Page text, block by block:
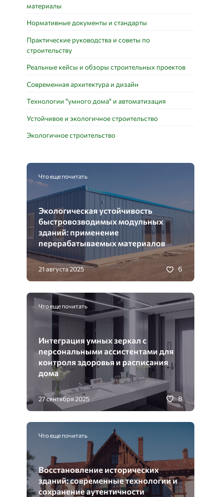
материалы
Нормативные документы и стандарты
Практические руководства и советы по
строительству
Реальные кейсы и обзоры строительных проектов
Современная архитектура и дизайн
Технологии "умного дома" и автоматизация
Устойчивое и экологичное строительство
Экологичное строительство
Что еще почитать
Экологическая устойчивость
быстровозводимых модульных
зданий: применение
перерабатываемых материалов
21 августа 2025 6
Что еще почитать
Интеграция умных зеркал с
персональными ассистентами для
контроля здоровья и расписания
дома
27 сентября 2025 8
Что еще почитать
Восстановление исторических
зданий: современные технологии и
сохранение аутентичности